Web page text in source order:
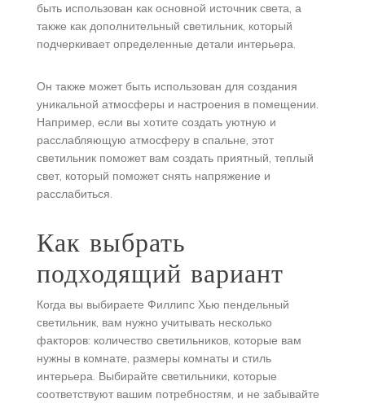
быть использован как основной источник света, а
также как дополнительный светильник, который
подчеркивает определенные детали интерьера.
Он также может быть использован для создания
уникальной атмосферы и настроения в помещении.
Например, если вы хотите создать уютную и
расслабляющую атмосферу в спальне, этот
светильник поможет вам создать приятный, теплый
свет, который поможет снять напряжение и
расслабиться.
Как выбрать
подходящий вариант
Когда вы выбираете Филлипс Хью пендельный
светильник, вам нужно учитывать несколько
факторов: количество светильников, которые вам
нужны в комнате, размеры комнаты и стиль
интерьера. Выбирайте светильники, которые
соответствуют вашим потребностям, и не забывайте